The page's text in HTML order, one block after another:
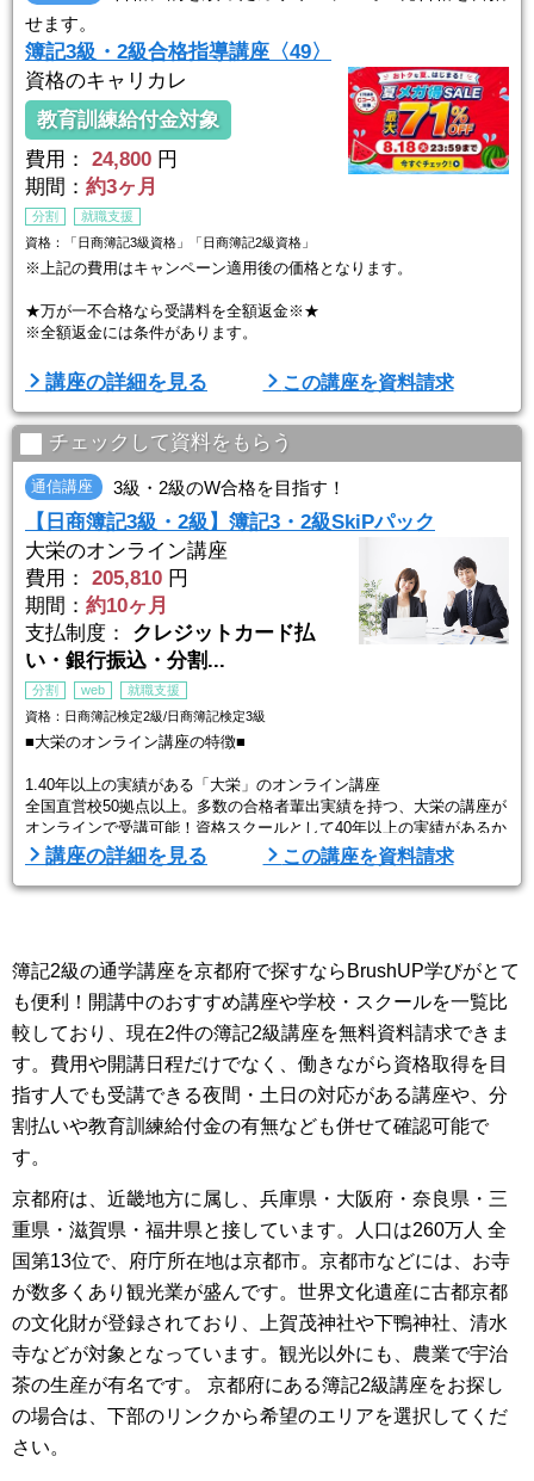
せます。
簿記3級・2級合格指導講座〈49〉
資格のキャリカレ
教育訓練給付金対象
費用：
24,800 円
期間： 約3ヶ月
分割
就職支援
資格：「日商簿記3級資格」「日商簿記2級資格」
※上記の費用はキャンペーン適用後の価格となります。
★万が一不合格なら受講料を全額返金※★
※全額返金には条件があります。
キャリカレは合格に自信があります。だから万が一不合格だった場合
には、受講料を全額返金！はじめて国家試験に挑戦する方でも安心で
す。
「試験に出る大事なトコ」だけを徹底分析し、初学者でもわかりやす
く効率的に学べる講座を作りました。
キャリカレの教材は、「テキスト」「映像講義」「添削問題集」「問
題集」「試験対策問題集」と試験対策万全のフルセット教材です。試
験結果を徹底分析 ...
講座の詳細を見る この講座を資料請求
チェックして資料をもらう
通信講座 3級・2級のW合格を目指す！
【日商簿記3級・2級】簿記3・2級SkiPパック
大栄のオンライン講座
費用：
205,810 円
期間： 約10ヶ月
支払制度： クレジットカード払
い・銀行振込・分割...
分割 web
就職支援
資格：日商簿記検定2級/日商簿記検定3級
■大栄のオンライン講座の特徴■
1.40年以上の実績がある「大栄」のオンライン講座
全国直営校50拠点以上。多数の合格者輩出実績を持つ、大栄の講座が
オンラインで受講可能！資格スクールとして40年以上の実績があるか
ら、内容も任せて安心。合格ノウハウが凝縮されている内容です。
2.「挫折させない」にこだわるサポート体制
講座の詳細を見る この講座を資料請求
簿記2級の通学講座を京都府で探すならBrushUP学びがとて
も便利！開講中のおすすめ講座や学校・スクールを一覧比
較しており、現在2件の簿記2級講座を無料資料請求できま
す。費用や開講日程だけでなく、働きながら資格取得を目
指す人でも受講できる夜間・土日の対応がある講座や、分
割払いや教育訓練給付金の有無なども併せて確認可能で
す。
京都府は、近畿地方に属し、兵庫県・大阪府・奈良県・三
重県・滋賀県・福井県と接しています。人口は260万人 全
国第13位で、府庁所在地は京都市。京都市などには、お寺
が数多くあり観光業が盛んです。世界文化遺産に古都京都
の文化財が登録されており、上賀茂神社や下鴨神社、清水
寺などが対象となっています。観光以外にも、農業で宇治
茶の生産が有名です。 京都府にある簿記2級講座をお探し
の場合は、下部のリンクから希望のエリアを選択してくだ
さい。